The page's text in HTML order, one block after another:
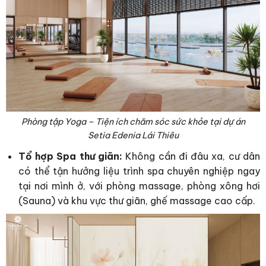
Phòng tập Yoga – Tiện ích chăm sóc sức khỏe tại dự án
Setia Edenia Lái Thiêu
Tổ hợp Spa thư giãn: Không cần đi đâu xa, cư dân
có thể tận hưởng liệu trình spa chuyên nghiệp ngay
tại nơi mình ở, với phòng massage, phòng xông hơi
(Sauna) và khu vực thư giãn, ghế massage cao cấp.